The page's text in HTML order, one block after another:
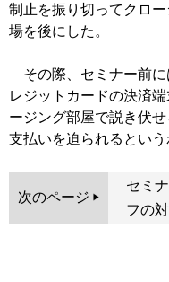
制止を振り切ってクロ
場を後にした。
その際、セミナー前に
レジットカードの決済
ージング部屋で説き伏
支払いを迫られるとい
次のページ
セミ
フの